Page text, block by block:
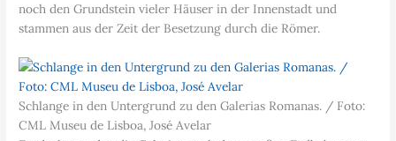
noch den Grundstein vieler Häuser in der Innenstadt und
stammen aus der Zeit der Besetzung durch die Römer.
Schlange in den Untergrund zu den Galerias Romanas. / Foto:
CML Museu de Lisboa, José Avelar